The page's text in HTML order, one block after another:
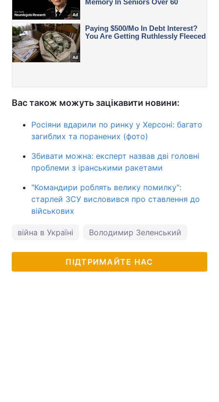
Вас також можуть зацікавити новини:
Росіяни вдарили по ринку у Херсоні: багато
загиблих та поранених (фото)
Збивати можна: експерт назвав дві головні
проблеми з іранськими ракетами
"Командири роблять велику помилку":
старлей ЗСУ висловився про ставлення до
військових
війна в Україні Володимир Зеленський
ПІДТРИМАЙТЕ НАС